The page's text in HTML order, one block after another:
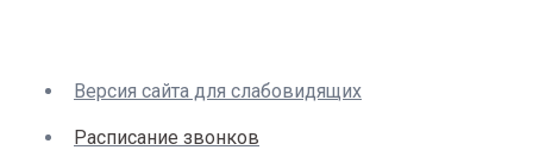
Версия сайта для слабовидящих
Расписание звонков